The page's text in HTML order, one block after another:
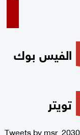
الفيس بوك
تويتر
Tweets by msr_2030